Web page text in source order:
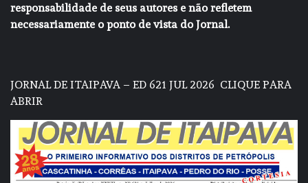
responsabilidade de seus autores e não refletem
necessariamente o ponto de vista do Jornal.
JORNAL DE ITAIPAVA – ED 621 JUL 2026 CLIQUE PARA
ABRIR